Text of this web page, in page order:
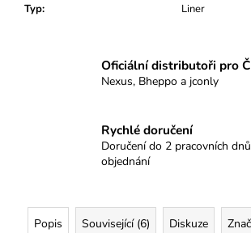
Typ: Liner
Oficiální distributoři pro
Nexus, Bheppo a jconly
Rychlé doručení
Doručení do 2 pracovních
objednání
Popis Související (6) Diskuze